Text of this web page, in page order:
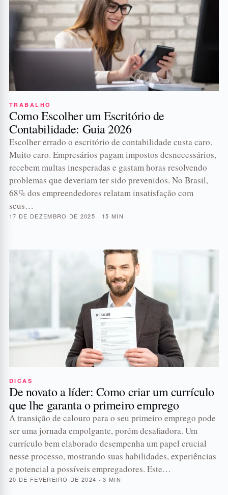
TRABALHO
Como Escolher um Escritório de
Contabilidade: Guia 2026
Escolher errado o escritório de contabilidade custa caro.
Muito caro. Empresários pagam impostos desnecessários,
recebem multas inesperadas e gastam horas resolvendo
problemas que deveriam ter sido prevenidos. No Brasil,
68% dos empreendedores relatam insatisfação com
seus…
17 DE DEZEMBRO DE 2025 · 15 MIN
DICAS
De novato a líder: Como criar um currículo
que lhe garanta o primeiro emprego
A transição de calouro para o seu primeiro emprego pode
ser uma jornada empolgante, porém desafiadora. Um
currículo bem elaborado desempenha um papel crucial
nesse processo, mostrando suas habilidades, experiências
e potencial a possíveis empregadores. Este…
20 DE FEVEREIRO DE 2024 · 3 MIN